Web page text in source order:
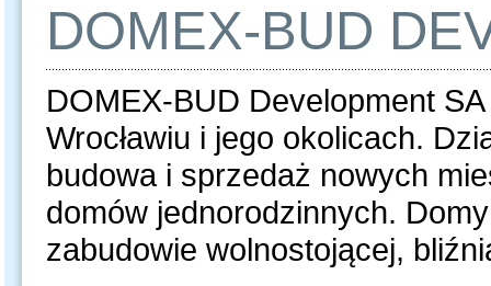
DOMEX-BUD
DOMEX-BUD Development
Wrocławiu i jego okolicach.
budowa i sprzedaż nowych
domów jednorodzinnych.
zabudowie wolnostojącej,